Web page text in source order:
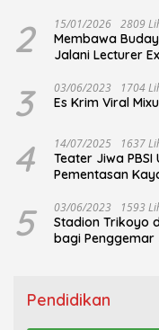
2 15/01/2026 2809
Membawa
Jalani Lecturer
3 03/06/2023 1704
Es Krim Viral
4 14/07/2025 1637
Teater Jiwa PBSI
Pementasan
5 03/06/2023 1593
Stadion Trikoyo
bagi Penggemar
Pendidikan